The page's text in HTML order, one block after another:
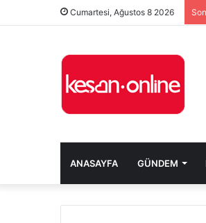
Cumartesi, Ağustos 8 2026
ANASAYFA GÜNDEM